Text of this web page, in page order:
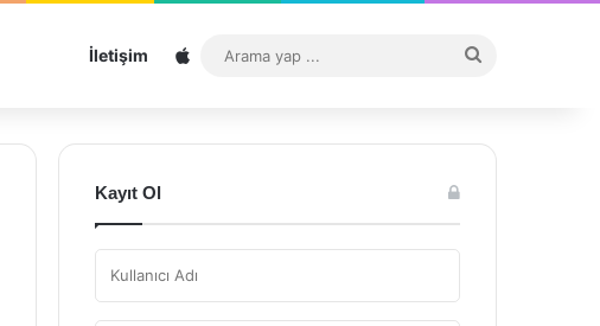
İletişim Sitemap
...
Kayıt Ol